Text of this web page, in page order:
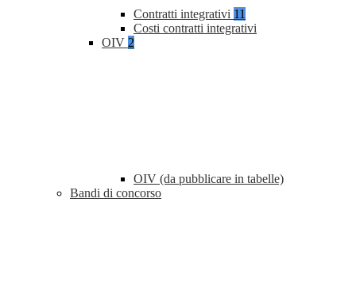
Contratti integrativi 11
Costi contratti integrativi
OIV 2
OIV (da pubblicare in tabelle)
Bandi di concorso